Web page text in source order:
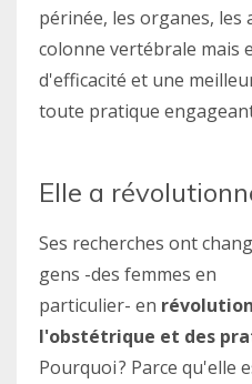
périnée, les organes, les
colonne vertébrale mais
d'efficacité et une
toute pratique
Elle a
Ses recherches ont
gens -des femmes en
particulier- en
l'obstétrique et des
Pourquoi ? Parce qu'elle